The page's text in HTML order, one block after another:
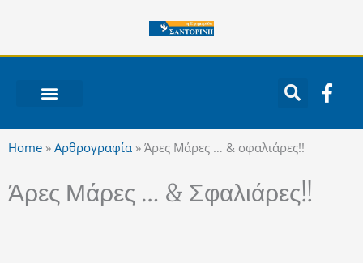
περιεχόμενο
F
a
Home » Αρθρογραφία » Άρες Μάρες … & σφαλιάρες!!
Άρες Μάρες … & Σφαλιάρες!!